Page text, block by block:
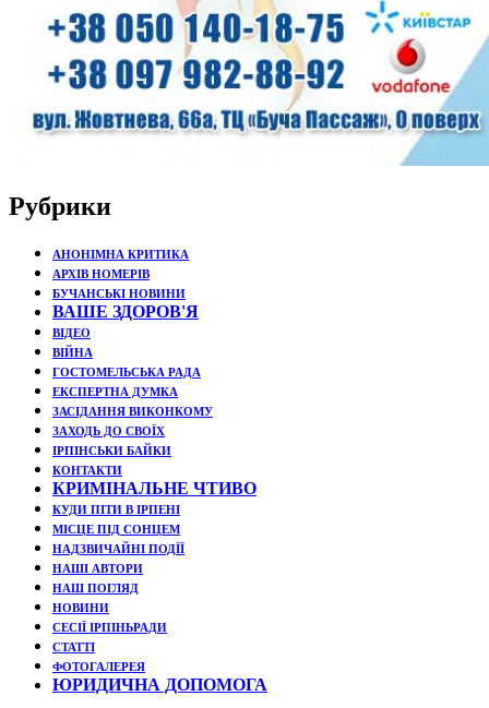
Рубрики
АНОНІМНА КРИТИКА
АРХІВ НОМЕРІВ
БУЧАНСЬКІ НОВИНИ
ВАШЕ ЗДОРОВ'Я
ВІДЕО
ВІЙНА
ГОСТОМЕЛЬСЬКА РАДА
ЕКСПЕРТНА ДУМКА
ЗАСІДАННЯ ВИКОНКОМУ
ЗАХОДЬ ДО СВОЇХ
ІРПІНСЬКИ БАЙКИ
КОНТАКТИ
КРИМІНАЛЬНЕ ЧТИВО
КУДИ ПІТИ В ІРПЕНІ
МІСЦЕ ПІД СОНЦЕМ
НАДЗВИЧАЙНІ ПОДЇЇ
НАШІ АВТОРИ
НАШ ПОГЛЯД
НОВИНИ
СЕСІЇ ІРПІНЬРАДИ
СТАТТІ
ФОТОГАЛЕРЕЯ
ЮРИДИЧНА ДОПОМОГА